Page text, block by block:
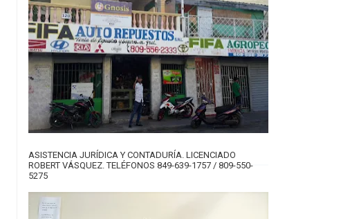
ASISTENCIA JURÍDICA Y CONTADURÍA. LICENCIADO
ROBERT VÁSQUEZ. TELÉFONOS 849-639-1757 / 809-550-
5275